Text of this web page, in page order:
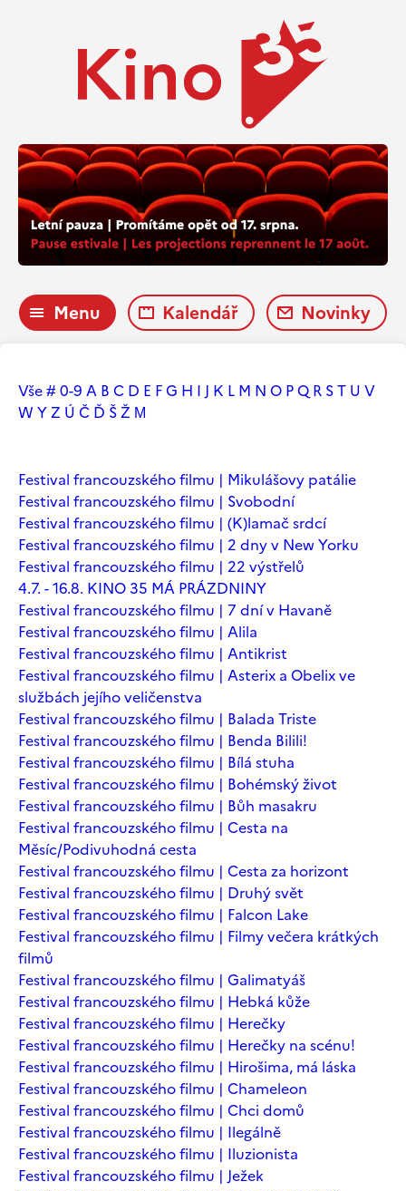
Menu Kalendář Novinky
Vše# 0-9 A B C D E FG H I J K L M N O PQ R ST U V
W YZ Ú Č Ď ŠŽ М
Festival francouzského filmu | Mikulášovy patálie
Festival francouzského filmu | Svobodní
Festival francouzského filmu | (K)lamač srdcí
Festival francouzského filmu | 2 dny v New Yorku
Festival francouzského filmu | 22 výstřelů
4.7. - 16.8. KINO 35 MÁ PRÁZDNINY
Festival francouzského filmu | 7 dní v Havaně
Festival francouzského filmu | Alila
Festival francouzského filmu | Antikrist
Festival francouzského filmu | Asterix a Obelix ve
službách jejího veličenstva
Festival francouzského filmu | Balada Triste
Festival francouzského filmu | Benda Bilili!
Festival francouzského filmu | Bílá stuha
Festival francouzského filmu | Bohémský život
Festival francouzského filmu | Bůh masakru
Festival francouzského filmu | Cesta na
Měsíc/Podivuhodná cesta
Festival francouzského filmu | Cesta za horizont
Festival francouzského filmu | Druhý svět
Festival francouzského filmu | Falcon Lake
Festival francouzského filmu | Filmy večera krátkých
filmů
Festival francouzského filmu | Galimatyáš
Festival francouzského filmu | Hebká kůže
Festival francouzského filmu | Herečky
Festival francouzského filmu | Herečky na scénu!
Festival francouzského filmu | Hirošima, má láska
Festival francouzského filmu | Chameleon
Festival francouzského filmu | Chci domů
Festival francouzského filmu | Ilegálně
Festival francouzského filmu | Iluzionista
Festival francouzského filmu | Ježek